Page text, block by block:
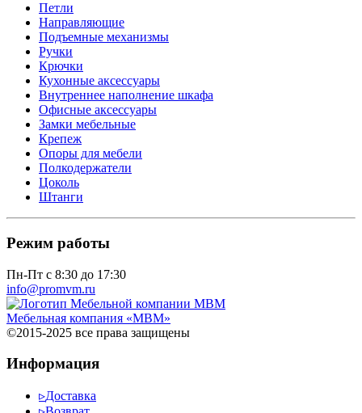
Петли
Направляющие
Подъемные механизмы
Ручки
Крючки
Кухонные аксессуары
Внутреннее наполнение шкафа
Офисные аксессуары
Замки мебельные
Крепеж
Опоры для мебели
Полкодержатели
Цоколь
Штанги
Режим работы
Пн-Пт с 8:30 до 17:30
info@promvm.ru
Мебельная компания «МВМ»
©2015-2025 все права защищены
Информация
▹Доставка